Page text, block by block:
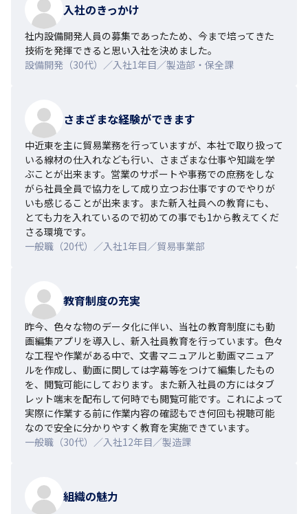
入社のきっかけ
社内設備開発人員の募集であったため、今まで培ってきた
技術を発揮できると思い入社を決めました。
設備開発（30代）／入社1年目／製造部・保全課
さまざまな経験ができます
中近東を主に貿易業務を行っていますが、本社で取り扱って
いる線材の仕入れなども行い、さまざまな仕事や知識を学
ぶことが出来ます。営業のサポートや事務での庶務をしな
がら社員全員で協力をして成り立つお仕事ですのでやりが
いも感じることが出来ます。また新入社員への教育にも、
とても力を入れているので初めての事でも1から教えてくだ
さる環境です。
一般職（20代）／入社1年目／貿易事業部
教育制度の充実
昨今、色々な物のデータ化に伴い、当社の教育制度にも動
画編集アプリを導入し、新入社員教育を行っています。色々
な工程や作業がある中で、文書マニュアルと動画マニュア
ルを作成し、動画に関しては字幕等をつけて編集したもの
を、閲覧可能にしております。また新入社員の方にはタブ
レット端末を配布して何時でも閲覧可能です。これによって
実際に作業する前に作業内容の確認もでき何回も視聴可能
なので安全に分かりやすく教育を実施できています。
一般職（30代）／入社12年目／製造課
組織の魅力